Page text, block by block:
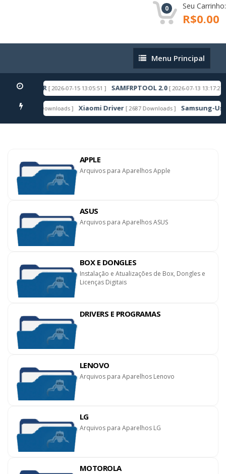
0 Seu Carrinho:
R$0.00
Menu
Principal
Menu Principal
16 ACR [ 2026-07-15 13:05:51 ] SAMFRPTOOL 2.0 [ 2026-07-13 13:17:27 ]
[ 6607 Downloads ] Xiaomi Driver [ 2687 Downloads ] Samsung-Usb-
APPLE
Arquivos para Aparelhos Apple
ASUS
Arquivos para Aparelhos ASUS
BOX E DONGLES
Instalação e Atualizações de Box, Dongles e
Licenças Digitais
DRIVERS E PROGRAMAS
LENOVO
Arquivos para Aparelhos Lenovo
LG
Arquivos para Aparelhos LG
MOTOROLA